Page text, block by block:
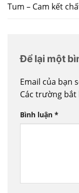
Tum – Cam kết
Để lại một
Email của bạn
Các trường
Bình luận *